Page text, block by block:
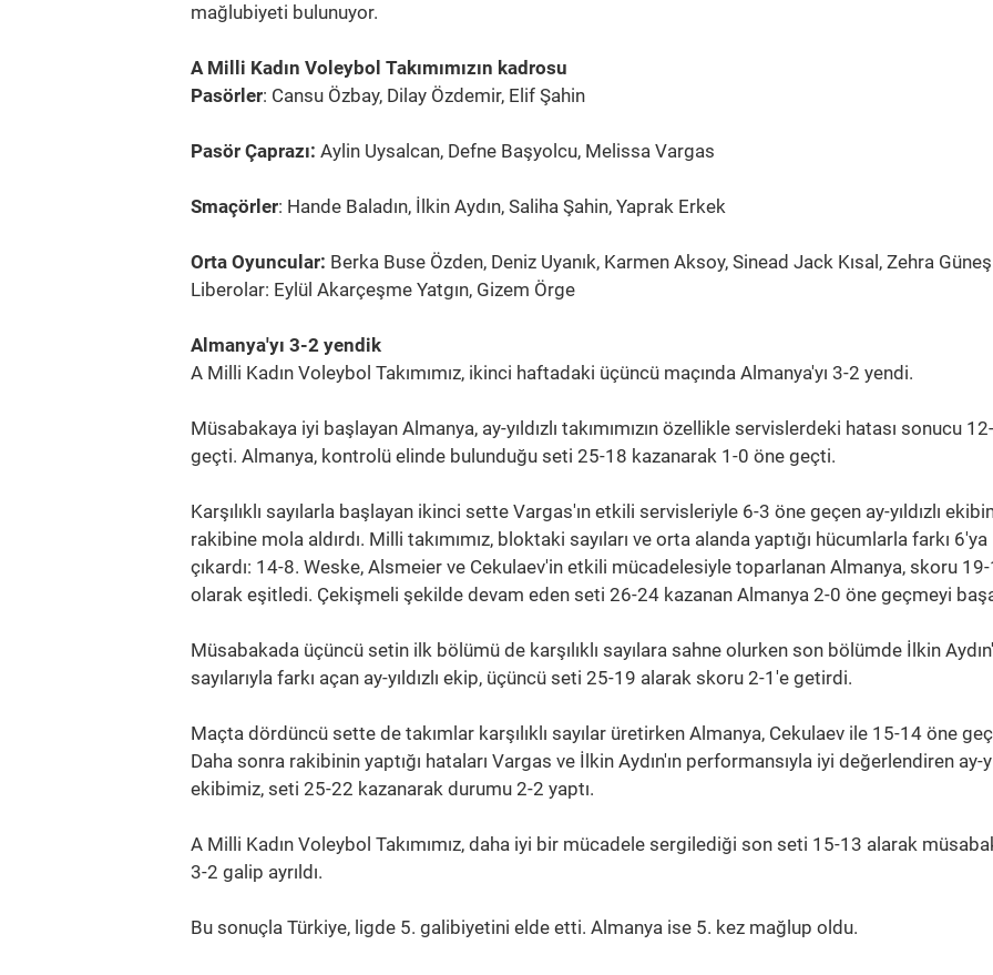
mağlubiyeti bulunuyor.
A Milli Kadın Voleybol Takımımızın kadrosu
Pasörler: Cansu Özbay, Dilay Özdemir, Elif Şahin
Pasör Çaprazı: Aylin Uysalcan, Defne Başyolcu, Melissa Vargas
Smaçörler: Hande Baladın, İlkin Aydın, Saliha Şahin, Yaprak Erkek
Orta Oyuncular: Berka Buse Özden, Deniz Uyanık, Karmen Aksoy, Sinead Jack Kısal, Zehra Güneş
Liberolar: Eylül Akarçeşme Yatgın, Gizem Örge
Almanya'yı 3-2 yendik
A Milli Kadın Voleybol Takımımız, ikinci haftadaki üçüncü maçında Almanya'yı 3-2 yendi.
Müsabakaya iyi başlayan Almanya, ay-yıldızlı takımımızın özellikle servislerdeki hatası sonucu
geçti. Almanya, kontrolü elinde bulunduğu seti 25-18 kazanarak 1-0 öne geçti.
Karşılıklı sayılarla başlayan ikinci sette Vargas'ın etkili servisleriyle 6-3 öne geçen ay-yıldızlı
rakibine mola aldırdı. Milli takımımız, bloktaki sayıları ve orta alanda yaptığı hücumlarla farkı 6'ya
çıkardı: 14-8. Weske, Alsmeier ve Cekulaev'in etkili mücadelesiyle toparlanan Almanya, skoru
olarak eşitledi. Çekişmeli şekilde devam eden seti 26-24 kazanan Almanya 2-0 öne geçmeyi
Müsabakada üçüncü setin ilk bölümü de karşılıklı sayılara sahne olurken son bölümde İlkin
sayılarıyla farkı açan ay-yıldızlı ekip, üçüncü seti 25-19 alarak skoru 2-1'e getirdi.
Maçta dördüncü sette de takımlar karşılıklı sayılar üretirken Almanya, Cekulaev ile 15-14 öne
Daha sonra rakibinin yaptığı hataları Vargas ve İlkin Aydın'ın performansıyla iyi değerlendiren ay-
ekibimiz, seti 25-22 kazanarak durumu 2-2 yaptı.
A Milli Kadın Voleybol Takımımız, daha iyi bir mücadele sergilediği son seti 15-13 alarak
3-2 galip ayrıldı.
Bu sonuçla Türkiye, ligde 5. galibiyetini elde etti. Almanya ise 5. kez mağlup oldu.